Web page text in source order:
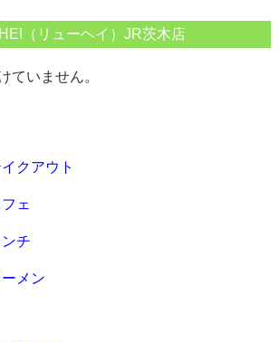
（リューヘイ）JR茨木店
ていません。
クアウト
ェ
チ
メン